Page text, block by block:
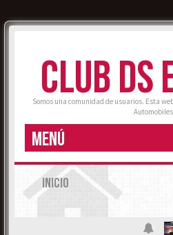
CLUB DS
Somos una comunidad de usuarios. Esta
MENÚ
INICIO